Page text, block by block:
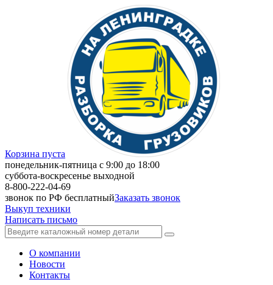
Корзина пуста
понедельник-пятница с 9:00 до 18:00
суббота-воскресенье выходной
8-800-222-04-69
звонок по РФ бесплатныйЗаказать звонок
Выкуп техники
Написать письмо
О компании
Новости
Контакты